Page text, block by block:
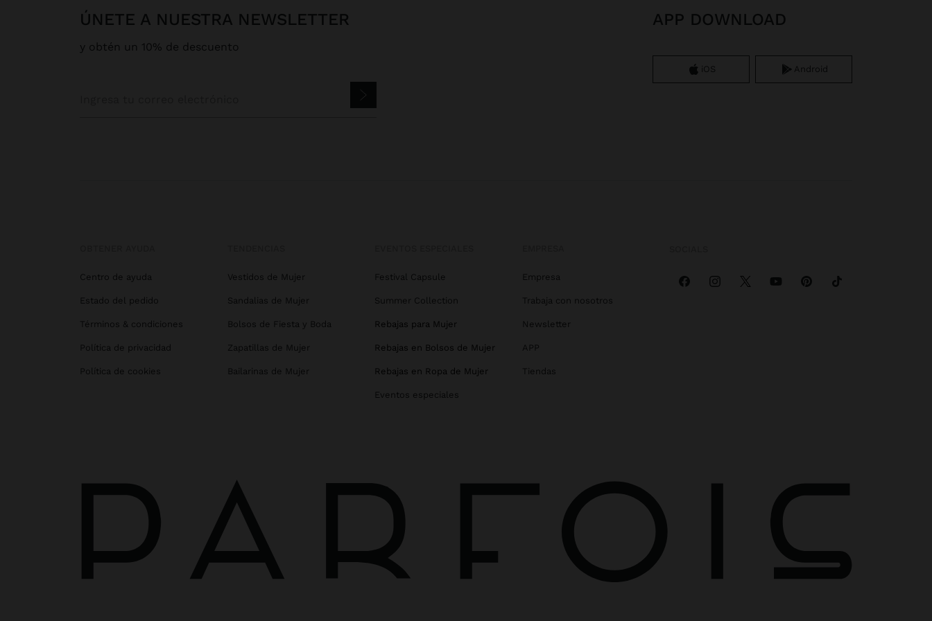
ÚNETE A NUESTRA NEWSLETTER
y obtén un 10% de descuento
APP DOWNLOAD
iOS Android
Centro de ayuda
Estado del pedido
Términos & condiciones
Política de privacidad
Política de cookies
Vestidos de Mujer
Sandalias de Mujer
Bolsos de Fiesta y Boda
Zapatillas de Mujer
Bailarinas de Mujer
Festival Capsule
Summer Collection
Rebajas para Mujer
Rebajas en Bolsos de Mujer
Rebajas en Ropa de Mujer
Eventos especiales
Empresa
Trabaja con nosotros
Newsletter
APP
Tiendas